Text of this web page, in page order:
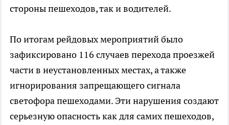
стороны пешеходов, так и водителей.
По итогам рейдовых мероприятий было
зафиксировано 116 случаев перехода проезжей
части в неустановленных местах, а также
игнорирования запрещающего сигнала
светофора пешеходами. Эти нарушения создают
серьезную опасность как для самих пешеходов,